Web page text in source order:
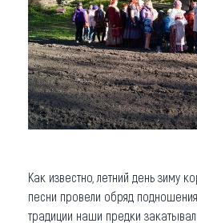
Как известно, летний день зиму
песни провели обряд
традиции наши предки